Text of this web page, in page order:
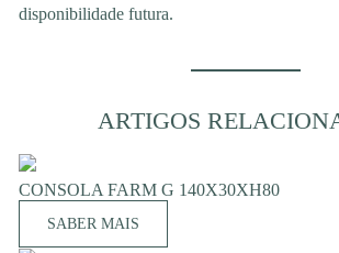
disponibilidade futura.
ARTIGOS
CONSOLA FARM G 140X30XH80
SABER MAIS